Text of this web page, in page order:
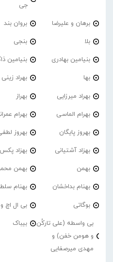
جی
برهان و علیرضا بروان بند
بلا بنجی
بنیامین بهادری بنیامین
بها بهراد زینی
بهراد میرزایی بهراز
بهرام الماسی بهرام
بهروز پایگان بهروز
بهزاد آشتیانی بهزاد پکس
بهمن بهمن
بهنام بداخشان بهنام
بوگاتی بی ال اچ
بی واسطه (علی تارکُن
و هومن خفن) و
مهدی میرصفایی
بیباک